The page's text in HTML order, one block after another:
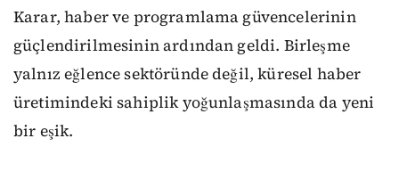
Karar, haber ve programlama güvencelerinin
güçlendirilmesinin ardından geldi. Birleşme
yalnız eğlence sektöründe değil, küresel haber
üretimindeki sahiplik yoğunlaşmasında da yeni
bir eşik.